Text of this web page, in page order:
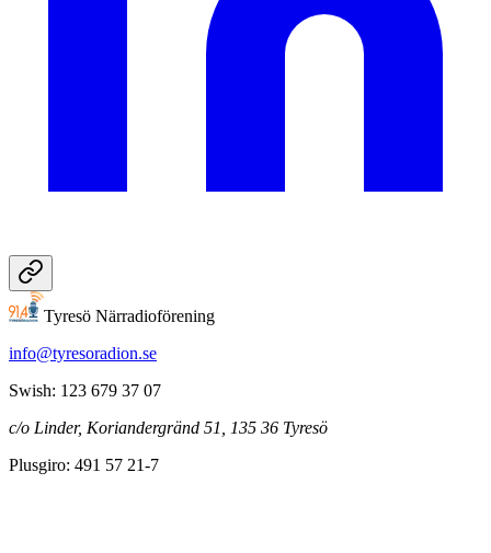
Tyresö Närradioförening
info@tyresoradion.se
Swish: 123 679 37 07
c/o Linder, Koriandergränd 51, 135 36 Tyresö
Plusgiro: 491 57 21-7